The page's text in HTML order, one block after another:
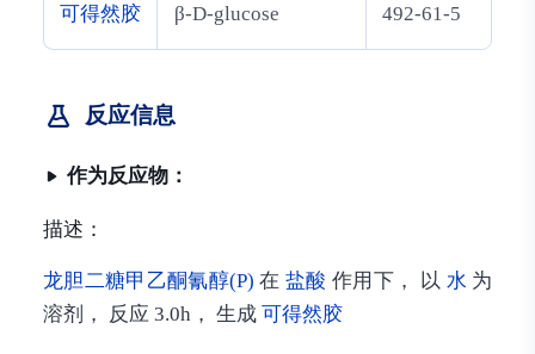
可得然胶 β-D-glucose 492-61-5
反应信息
作为反应物：
描述：
龙胆二糖甲乙酮氰醇(P) 在盐酸 作用下， 以 水 为
溶剂， 反应 3.0h， 生成 可得然胶